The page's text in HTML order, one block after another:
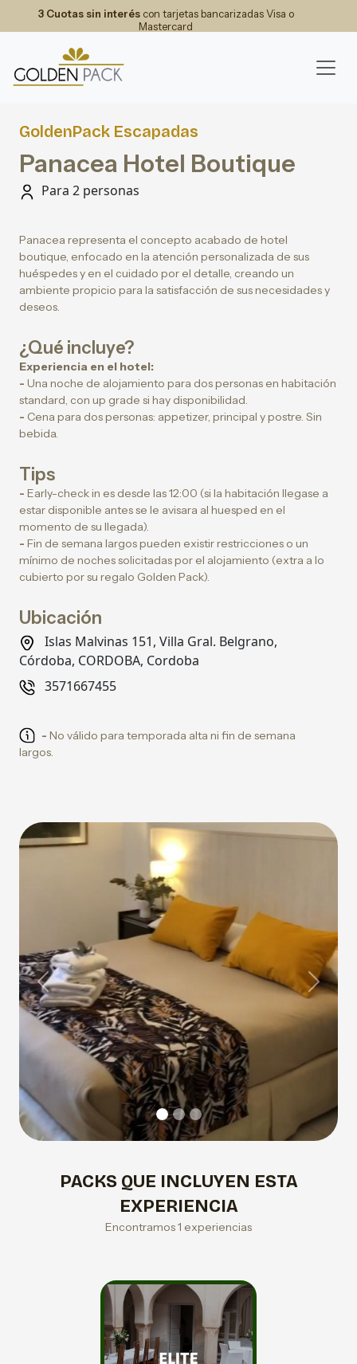
3 Cuotas sin interéscon tarjetas bancarizadas Visa o
Mastercard
GoldenPack Escapadas
Panacea Hotel Boutique
Para 2 personas
Panacea representa el concepto acabado de hotel
boutique, enfocado en la atención personalizada de sus
huéspedes y en el cuidado por el detalle, creando un
ambiente propicio para la satisfacción de sus necesidades y
deseos.
¿Qué incluye?
Experiencia en el hotel:
- Una noche de alojamiento para dos personas en habitación
standard, con up grade si hay disponibilidad.
- Cena para dos personas: appetizer, principal y postre. Sin
bebida.
Tips
- Early-check in es desde las 12:00 (si la habitación llegase a
estar disponible antes se le avisara al huesped en el
momento de su llegada).
- Fin de semana largos pueden existir restricciones o un
mínimo de noches solicitadas por el alojamiento (extra a lo
cubierto por su regalo Golden Pack).
Ubicación
Islas Malvinas 151, Villa Gral. Belgrano,
Córdoba, CORDOBA, Cordoba
3571667455
- No válido para temporada alta ni fin de semana
largos.
Previous Next
PACKS QUE INCLUYEN ESTA
EXPERIENCIA
Encontramos 1 experiencias